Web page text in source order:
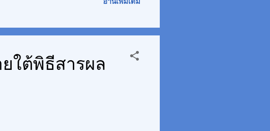
ายจะแบ่งหน้าที่กันดังนี้ บริษัท จามี่ ไบโอ
บถามข้อมูลรายละเอียดเพิ่มเติมได้ผ่าน
อ่านเพิ่มเติม
ยใต้พิธีสารผล